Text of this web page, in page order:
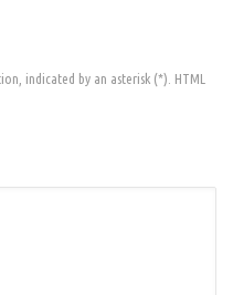
indicated by an asterisk (*). HTML